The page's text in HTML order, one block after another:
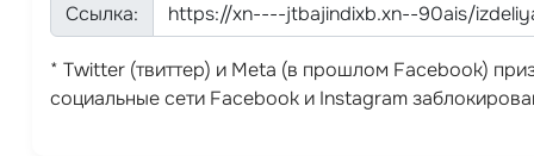
Ссылка:
* Twitter (твиттер) и Meta (в прошлом Facebook)
социальные сети Facebook и Instagram